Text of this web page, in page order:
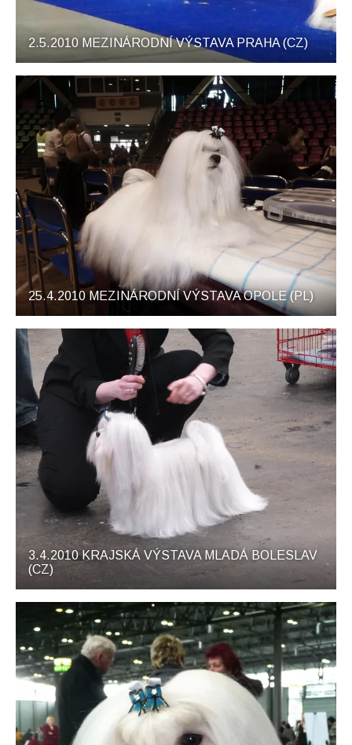
2.5.2010 MEZINÁRODNÍ VÝSTAVA PRAHA (CZ)
25.4.2010 MEZINÁRODNÍ VÝSTAVA OPOLE (PL)
3.4.2010 KRAJSKÁ VÝSTAVA MLADÁ BOLESLAV
(CZ)